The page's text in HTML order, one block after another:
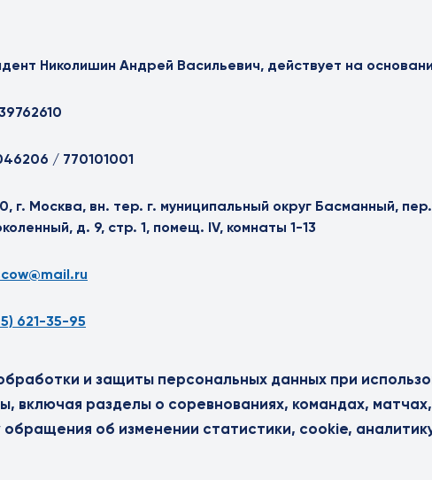
Николишин Андрей Васильевич, действует на
/ 770101001
г. Москва, вн. тер. г. муниципальный округ Басманный, пер.
д. 9, стр. 1, помещ. IV, комнаты 1-13
621-35-95
и защиты персональных данных при
включая разделы о соревнованиях, командах,
об изменении статистики, cookie,